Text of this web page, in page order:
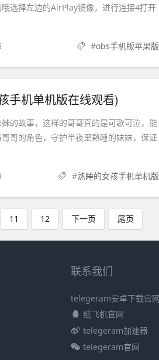
选择左边的AirPlay镜像，进行连接4打开
#obs手机版苹果版
手机单机版在线观看)
的故事，这样的哥哥真的是可歌可泣，能
哥的角色，守护半夜里熟睡的妹妹，保证
#熟睡的女孩手机单机版
11 12 下一页 尾页
联系我们
telegeram安卓下载官
纸飞机官网
telegeram加速器
telegeram官网